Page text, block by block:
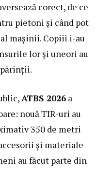
corect, de ce
pietoni și când pot
mașinii. Copiii i-au
lor și uneori au
ATBS 2026 a
nouă TIR-uri au
350 de metri
și materiale
au făcut parte din